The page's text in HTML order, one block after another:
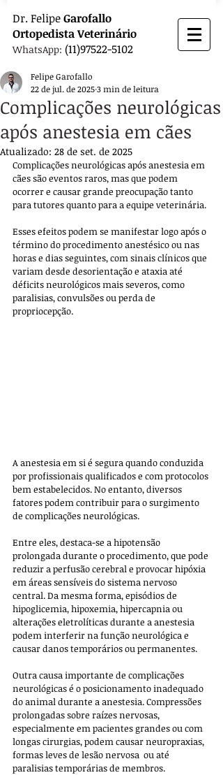
Dr. FelipeGarofallo
OrtopedistaVeterinário
WhatsApp: (11)97522-5102
Complicações neurológicas
após anestesia em cães
Felipe Garofallo
22 de jul. de 20253 min de leitura
Atualizado: 28 de set. de 2025
Complicações neurológicas após anestesia em
cães são eventos raros, mas que podem
ocorrer e causar grande preocupação tanto
para tutores quanto para a equipe veterinária.
Esses efeitos podem se manifestar logo após o
término do procedimento anestésico ou nas
horas e dias seguintes, com sinais clínicos que
variam desde desorientação e ataxia até
déficits neurológicos mais severos, como
paralisias, convulsões ou perda de
propriocepção.
A anestesia em si é segura quando conduzida
por profissionais qualificados e com protocolos
bem estabelecidos. No entanto, diversos
fatores podem contribuir para o surgimento
de complicações neurológicas.
Entre eles, destaca-se a hipotensão
prolongada durante o procedimento, que pode
reduzir a perfusão cerebral e provocar hipóxia
em áreas sensíveis do sistema nervoso
central. Da mesma forma, episódios de
hipoglicemia, hipoxemia, hipercapnia ou
alterações eletrolíticas durante a anestesia
podem interferir na função neurológica e
causar danos temporários ou permanentes.
Outra causa importante de complicações
neurológicas é o posicionamento inadequado
do animal durante a anestesia. Compressões
prolongadas sobre raízes nervosas,
especialmente em pacientes grandes ou com
longas cirurgias, podem causar neuropraxias,
formas leves de lesão nervosa  ou até
paralisias temporárias de membros.